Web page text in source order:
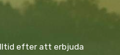
efter att erbjuda